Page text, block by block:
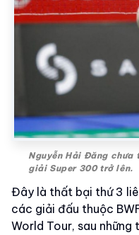
Nguyễn Hải Đăng
giải Super 300 trở lên.
Đây là thất bại thứ 3
các giải đấu thuộc
World Tour, sau